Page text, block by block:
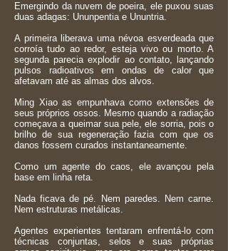
Emergindo da nuvem de poeira, ele puxou suas
duas adagas: Ununpentia e Ununtria.
A primeira liberava uma névoa esverdeada que
corroía tudo ao redor, esteja vivo ou morto. A
segunda parecia explodir ao contato, lançando
pulsos radioativos em ondas de calor que
afetavam até as almas dos alvos.
Ming Xiao as empunhava como extensões de
seus próprios ossos. Mesmo quando a radiação
começava a queimar sua pele, ele sorria, pois o
brilho de sua regeneração fazia com que os
danos fossem curados instantaneamente.
Como um agente do caos, ele avançou pela
base em linha reta.
Nada ficava de pé. Nem paredes. Nem carne.
Nem estruturas metálicas.
Agentes experientes tentaram enfrentá-lo com
técnicas conjuntas, selos e suas próprias